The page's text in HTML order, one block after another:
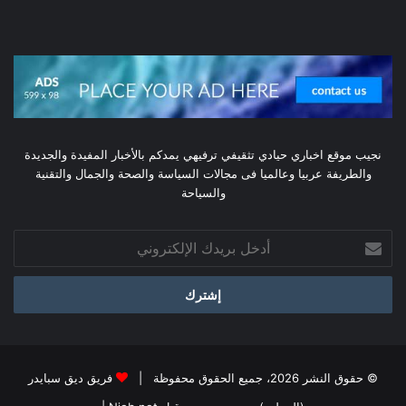
نجيب موقع اخباري حيادي تثقيفي ترفيهي يمدكم بالأخبار المفيدة والجديدة
والطريفة عربيا وعالميا فى مجالات السياسة والصحة والجمال والتقنية
والسياحة
بريدك
الإلكتروني
© حقوق النشر 2026، جميع الحقوق محفوظة |
فريق ديق سبايدر